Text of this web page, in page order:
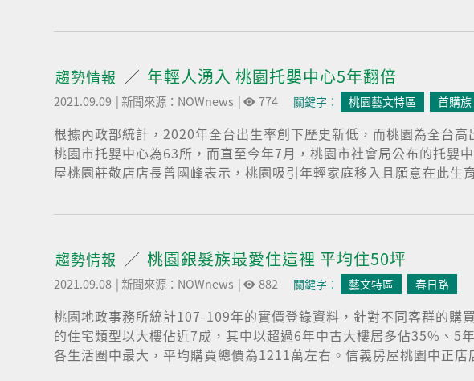
趨勢情報 年輕人湧入 桃園托嬰中心5年翻倍
2021.09.09 |新聞來源：NOWnews | 774 關鍵字︰ 桃園藝文特區 首購族
根據內政部統計，2020年全台出生率創下歷史新低，而桃園為全台
桃園市托嬰中心為63所，而直至今年7月，桃園市社會局公布的托嬰
屋桃園莊敬店店長曾國峰表示，桃園吸引年輕家庭移入且願意在此
趨勢情報 桃園銀髮族最愛住這裡 平均住50坪
2021.09.08 |新聞來源：NOWnews | 882 關鍵字︰ 藝文特區 春日路
桃園地政事務所統計107-109年的實價登錄資料，針對不同客群的購
的住宅類型以大樓佔近7成，其中以超過6年中古大樓居多佔35%、
各生活圈中最大，平均購買總價為1211萬左右。信義房屋桃園中正